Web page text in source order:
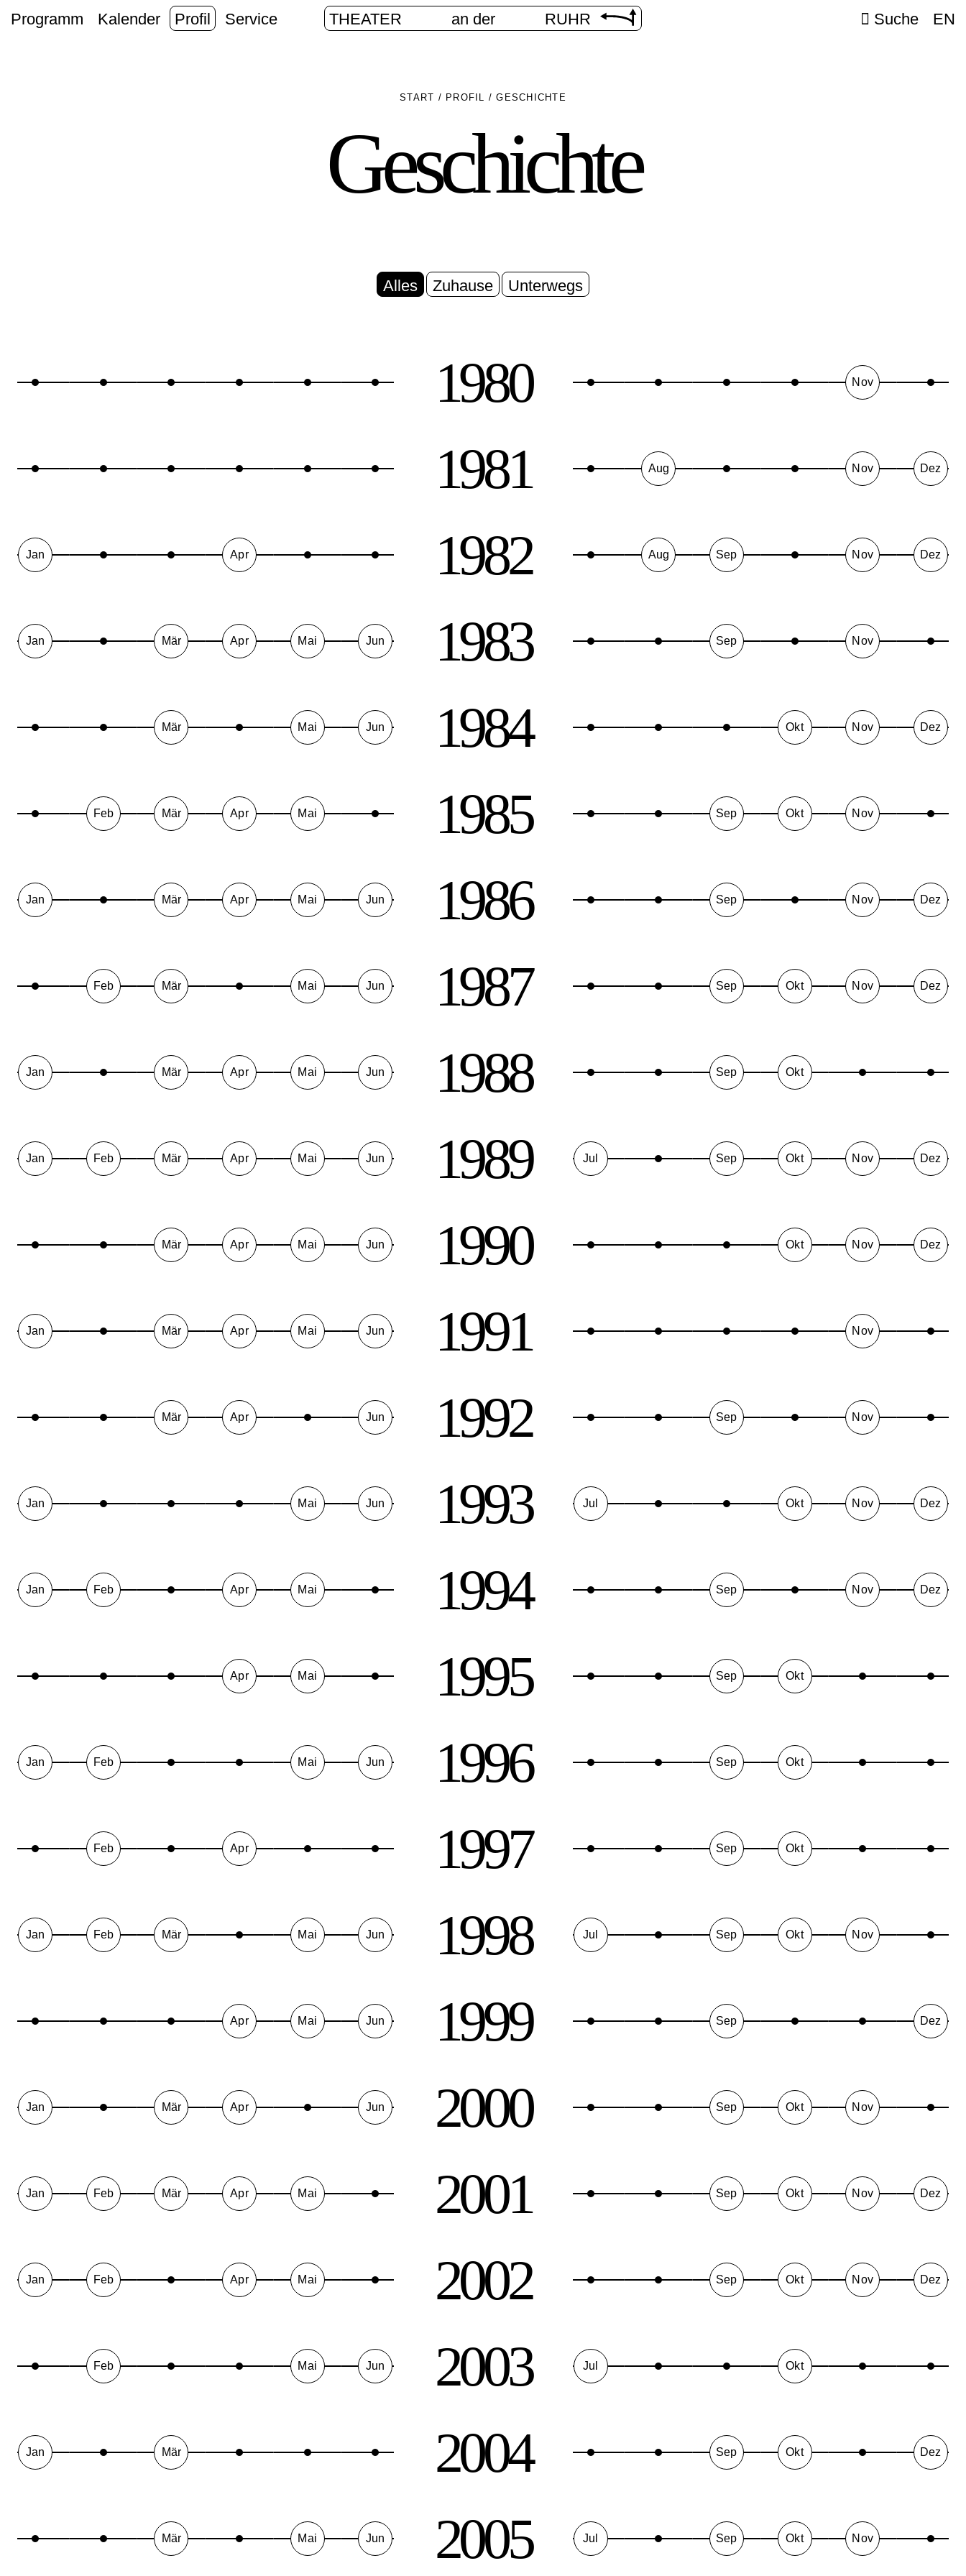
Programm Kalender Profil Service THEATER an der RUHR Suche EN
START / PROFIL /GESCHICHTE
Geschichte
Alles Zuhause Unterwegs
1980 Nov
1981 Aug Nov Dez
1982
Jan Apr Aug Sep Nov Dez
1983
Jan Mär Apr Mai Jun Sep Nov
1984
Mär Mai Jun Okt Nov Dez
1985
Feb Mär Apr Mai Sep Okt Nov
1986
Jan Mär Apr Mai Jun Sep Nov Dez
1987
Feb Mär Mai Jun Sep Okt Nov Dez
1988
Jan Mär Apr Mai Jun Sep Okt
1989
Jan Feb Mär Apr Mai Jun Jul Sep Okt Nov Dez
1990
Mär Apr Mai Jun Okt Nov Dez
1991
Jan Mär Apr Mai Jun Nov
1992
Mär Apr Jun Sep Nov
1993
Jan Mai Jun Jul Okt Nov Dez
1994
Jan Feb Apr Mai Sep Nov Dez
1995
Apr Mai Sep Okt
1996
Jan Feb Mai Jun Sep Okt
1997
Feb Apr Sep Okt
1998
Jan Feb Mär Mai Jun Jul Sep Okt Nov
1999
Apr Mai Jun Sep Dez
2000
Jan Mär Apr Jun Sep Okt Nov
2001
Jan Feb Mär Apr Mai Sep Okt Nov Dez
2002
Jan Feb Apr Mai Sep Okt Nov Dez
2003
Feb Mai Jun Jul Okt
2004
Jan Mär Sep Okt Dez
2005
Mär Mai Jun Jul Sep Okt Nov